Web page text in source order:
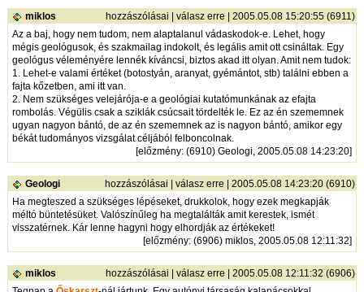
miklos hozzászólásai válasz erre | 2005.05.08 15:20:55 (6911)
Az a baj, hogy nem tudom, nem alaptalanul vádaskodok-e. Lehet, hogy
mégis geológusok, és szakmailag indokolt, és legális amit ott csináltak. Egy
geológus véleményére lennék kíváncsi, biztos akad itt olyan. Amit nem tudok:
1. Lehet-e valami értéket (botostyán, aranyat, gyémántot, stb) találni ebben a
fajta kőzetben, ami itt van.
2. Nem szükséges velejárója-e a geológiai kutatómunkának az efajta
rombolás. Végülis csak a sziklák csúcsait tördelték le. Ez az én szememnek
ugyan nagyon bántó, de az én szememnek az is nagyon bántó, amikor egy
békát tudományos vizsgálat céljából felboncolnak.
[előzmény: (6910) Geologi, 2005.05.08 14:23:20]
Geologi hozzászólásai válasz erre | 2005.05.08 14:23:20 (6910)
Ha megteszed a szükséges lépéseket, drukkolok, hogy ezek megkapják
méltó büntetésüket. Valószínűleg ha megtalálták amit kerestek, ismét
visszatérnek. Kár lenne hagyni hogy elhordják az értékeket!
[előzmény: (6906) miklos, 2005.05.08 12:11:32]
miklos hozzászólásai válasz erre | 2005.05.08 12:11:32 (6906)